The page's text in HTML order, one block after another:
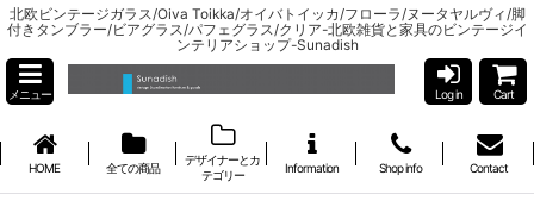
北欧ビンテージガラス/Oiva Toikka/オイバトイッカ/フローラ/ヌータヤルヴィ/脚
付きタンブラー/ビアグラス/パフェグラス/クリア-北欧雑貨と家具のビンテージイ
ンテリアショップ-Sunadish
メニュー Log in Cart
HOME 全ての商品
デザイナーとカ
テゴリー
Information Shop info Contact